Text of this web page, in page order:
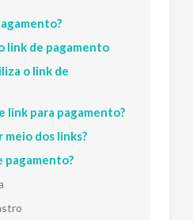
link de pagamento
o link de
link para pagamento?
meio dos links?
pagamento?